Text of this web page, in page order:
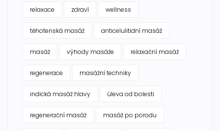
relaxace zdraví wellness
těhotenská masáž anticelulitidní masáž
masáž výhody masáže relaxační masáž
regenerace masážní techniky
indická masáž hlavy úleva od bolesti
regenerační masáž masáž po porodu